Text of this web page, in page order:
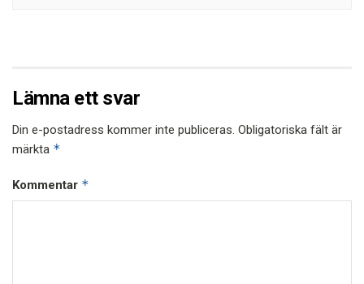
Lämna ett svar
Din e-postadress kommer inte publiceras. Obligatoriska fält är
märkta *
Kommentar *